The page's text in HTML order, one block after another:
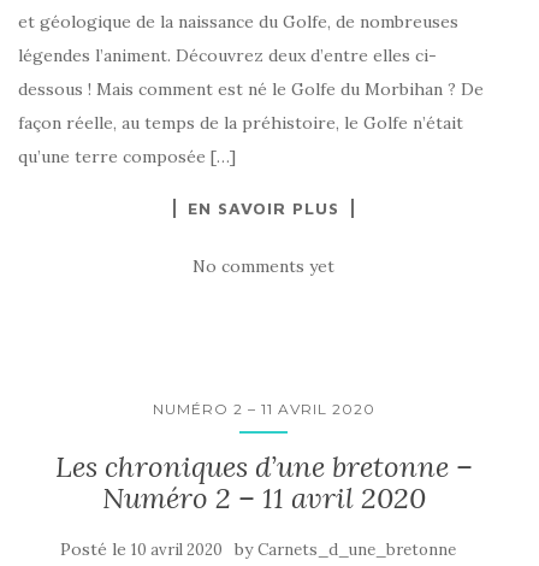
et géologique de la naissance du Golfe, de nombreuses
légendes l’animent. Découvrez deux d’entre elles ci-
dessous ! Mais comment est né le Golfe du Morbihan ? De
façon réelle, au temps de la préhistoire, le Golfe n’était
qu’une terre composée […]
EN SAVOIR PLUS
No comments yet
NUMÉRO 2 – 11 AVRIL 2020
Les chroniques d’une bretonne –
Numéro 2 – 11 avril 2020
Posté le 10 avril 2020 byCarnets_d_une_bretonne